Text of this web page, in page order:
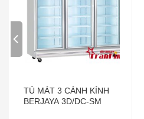
TỦ MÁT 3 CÁNH KÍNH
BERJAYA 3D/DC-SM